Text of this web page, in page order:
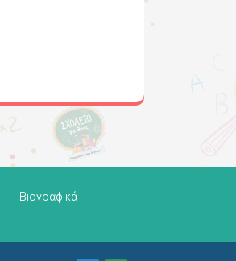
Βιογραφικά